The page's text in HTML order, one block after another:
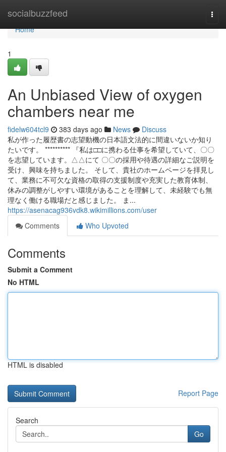
socialbuzzfeed
Home
Home
1
An Unbiased View of oxygen
chambers near me
fidelw604tcl9 383 days ago News
Discuss
私が作った履歴書の志望動機の日本語文法的に間違いないか知り
たいです。 ********** 『私は□□に携わる仕事を希望していて、〇〇
を志望しています。△△にて 〇〇の採用や待遇の詳細なご説明を
受け、興味を持ちました。 そして、貴社のホームページを拝見し
て、業務に不可欠な資格の取得の支援制度や充実した教育体制、
休みの調整がしやすい環境があることを理解して、未経験でも無
理なく働ける職場だと感じました。 ま...
https://asenacag936vdk8.wikimillions.com/user
Comments
Who Upvoted
Comments
Submit a Comment
No HTML
HTML is disabled
Report Page
Search
Go